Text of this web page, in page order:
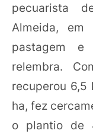
pecuarista
Almeida, em
pastagem
relembra.
recuperou 6,5
ha, fez
o plantio de